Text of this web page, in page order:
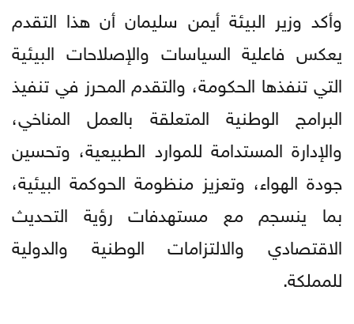
وأكد وزير البيئة أيمن سليمان أن هذا التقدم
يعكس فاعلية السياسات والإصلاحات البيئية
التي تنفذها الحكومة، والتقدم المحرز في تنفيذ
البرامج الوطنية المتعلقة بالعمل المناخي،
والإدارة المستدامة للموارد الطبيعية، وتحسين
جودة الهواء، وتعزيز منظومة الحوكمة البيئية،
بما ينسجم مع مستهدفات رؤية التحديث
الاقتصادي والالتزامات الوطنية والدولية
للمملكة.